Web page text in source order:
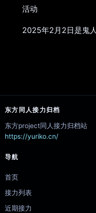
活动
2025年2月2日是鬼
东方同人接力归档
东方project同人接力归档站
https://yuriko.cn/
导航
首页
接力列表
近期接力